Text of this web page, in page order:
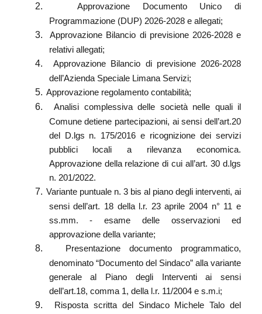
2.
Approvazione Documento Unico di
Programmazione (DUP) 2026-2028 e allegati;
3.
Approvazione Bilancio di previsione 2026-2028 e
relativi allegati;
4.
Approvazione Bilancio di previsione 2026-2028
dell’Azienda Speciale Limana Servizi;
5. Approvazione regolamento contabilità;
6.
Analisi complessiva delle società nelle quali il
Comune detiene partecipazioni, ai sensi dell’art.20
del D.lgs n. 175/2016 e ricognizione dei servizi
pubblici locali a rilevanza economica.
Approvazione della relazione di cui all’art. 30 d.lgs
n. 201/2022.
7. Variante puntuale n. 3 bis al piano degli interventi, ai
sensi dell’art. 18 della l.r. 23 aprile 2004 n° 11 e
ss.mm. - esame delle osservazioni ed
approvazione della variante;
8.
Presentazione documento programmatico,
denominato “Documento del Sindaco” alla variante
generale al Piano degli Interventi ai sensi
dell’art.18, comma 1, della l.r. 11/2004 e s.m.i;
9.
Risposta scritta del Sindaco Michele Talo del